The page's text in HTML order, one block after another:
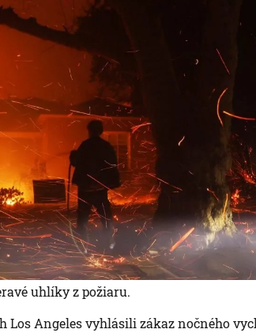
uhlíky z požiaru.
Angeles vyhlásili zákaz nočného